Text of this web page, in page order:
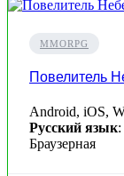
MMORPG
Повелитель
Android, iOS,
Русский язык
Браузерная